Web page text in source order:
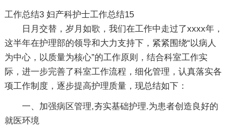
工作总结3
日月交替，岁月如歌，我们在工作中走过了xxxx年，
这半年在护理部的领导和大力支持下，紧紧围绕“以病人
为中心，以质量为核心”的工作原则，结合科室工作实
际，进一步完善了科室工作流程，细化管理，认真落实各
项工作制度，逐步提高护理质量，现总结如下：
一、加强病区管理,夯实基础护理.为患者创造良好的
就医环境
妇产科护士工作总结15